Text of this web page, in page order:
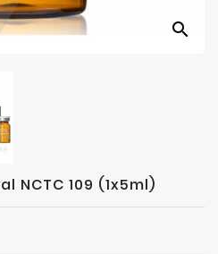
search
NCTC 109 (1x5ml)